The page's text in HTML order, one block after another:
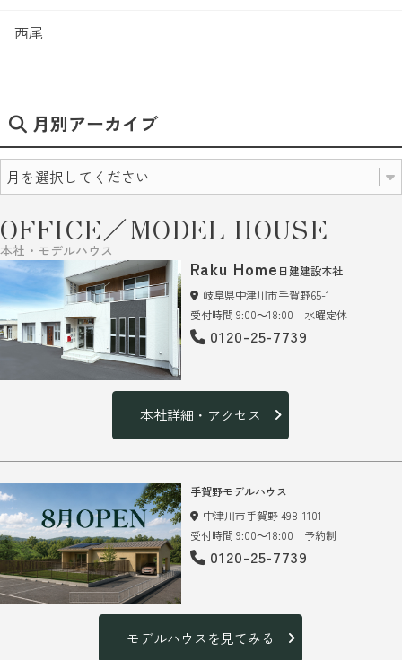
西尾
月別アーカイブ
OFFICE／MODEL HOUSE
本社・モデルハウス
Raku Home 日建建設本社
岐阜県中津川市手賀野65-1
受付時間 9:00～18:00 水曜定休
0120-25-7739
本社詳細・アクセス
手賀野モデルハウス
中津川市手賀野 498-1101
受付時間 9:00～18:00 予約制
0120-25-7739
モデルハウスを見てみる